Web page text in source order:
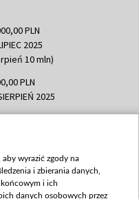
PLN
2025
10 mln)
PLN
2025
PLN
październik 350
wyrazić zgody na
i zbierania danych,
i ich
danych osobowych przez